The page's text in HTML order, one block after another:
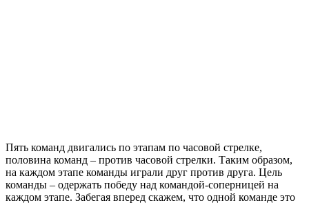
Пять команд двигались по этапам по часовой стрелке,
половина команд – против часовой стрелки. Таким образом,
на каждом этапе команды играли друг против друга. Цель
команды – одержать победу над командой-соперницей на
каждом этапе. Забегая вперед скажем, что одной команде это